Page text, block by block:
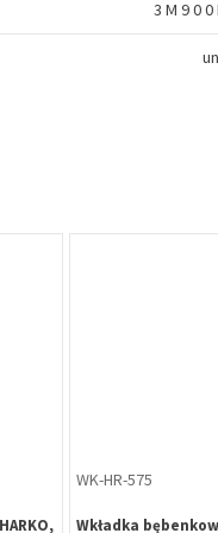
3 M 9 0 0
H6
BL-HR-000
Blokada